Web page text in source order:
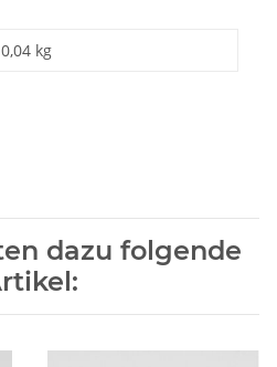
0,04 kg
dazu folgende